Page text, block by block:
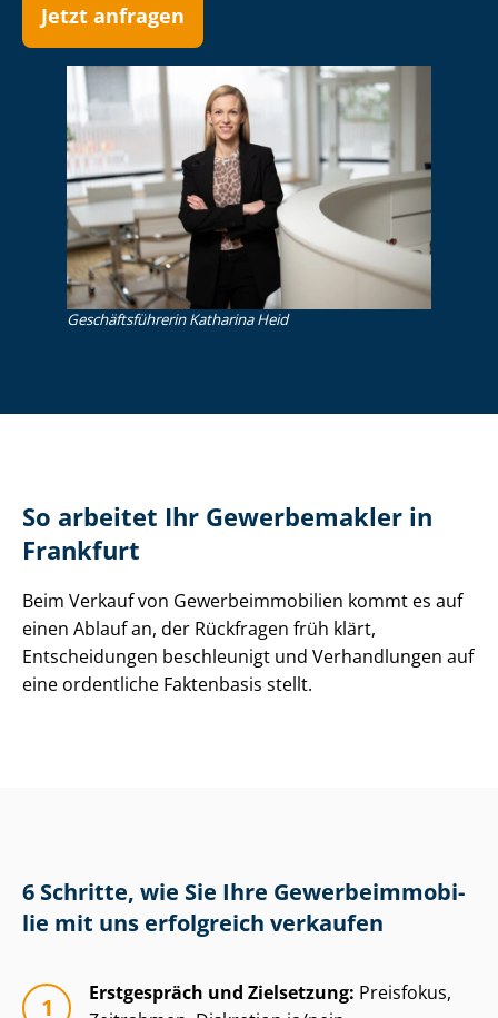
Jetzt anfragen
Ge­schäfts­füh­re­rin Katharina Heid
So arbeitet Ihr Gewerbemakler in
Frankfurt
Beim Verkauf von Ge­wer­be­im­mo­bi­li­en kommt es auf
einen Ablauf an, der Rückfragen früh klärt,
Entscheidungen beschleunigt und Verhandlungen auf
eine ordentliche Faktenbasis stellt.
6 Schritte, wie Sie Ihre Ge­wer­be­im­mo­bi­
lie mit uns erfolgreich verkaufen
Erstgespräch und Zielsetzung: Preisfokus,